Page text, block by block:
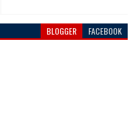
BLOGGER FACEBOOK